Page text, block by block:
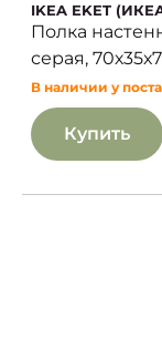
IKEA EKET
Полка
серая,
В наличии у
Купить